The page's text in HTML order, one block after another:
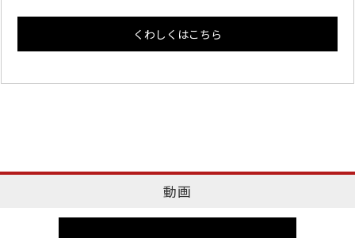
くわしくはこちら
動画